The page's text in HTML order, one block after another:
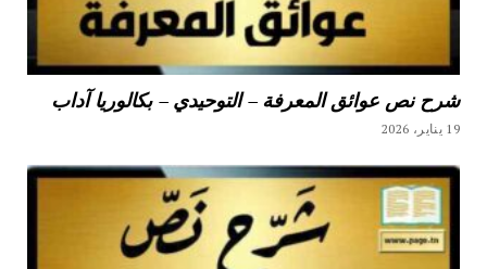
شرح نص عوائق المعرفة – التوحيدي – بكالوريا آداب
19 يناير، 2026